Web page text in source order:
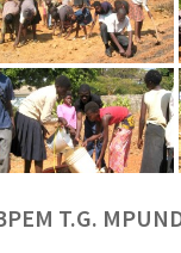
T.G.